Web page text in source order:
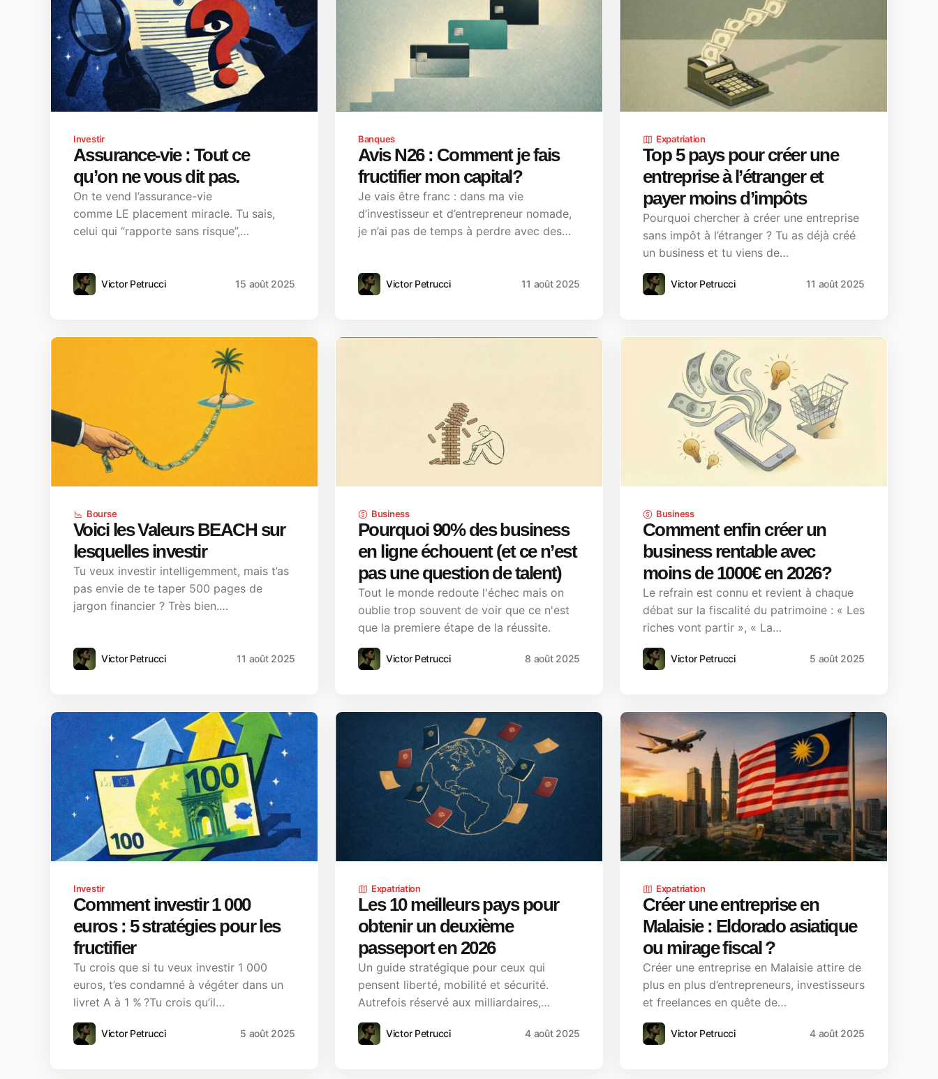
Investir
Assurance-vie : Tout ce
qu’on ne vous dit pas.
On te vend l’assurance-vie
comme LE placement miracle. Tu sais,
celui qui “rapporte sans risque”,…
Victor Petrucci 15 août 2025
Banques
Avis N26 : Comment je fais
fructifier mon capital?
Je vais être franc : dans ma vie
d’investisseur et d’entrepreneur nomade,
je n’ai pas de temps à perdre avec des…
Victor Petrucci 11 août 2025
Expatriation
Top 5 pays pour créer une
entreprise à l’étranger et
payer moins d’impôts
Pourquoi chercher à créer une entreprise
sans impôt à l’étranger ? Tu as déjà créé
un business et tu viens de…
Victor Petrucci 11 août 2025
Bourse
Voici les Valeurs BEACH sur
lesquelles investir
Tu veux investir intelligemment, mais t’as
pas envie de te taper 500 pages de
jargon financier ? Très bien.…
Victor Petrucci 11 août 2025
Business
Pourquoi 90% des business
en ligne échouent (et ce n’est
pas une question de talent)
Tout le monde redoute l'échec mais on
oublie trop souvent de voir que ce n'est
que la premiere étape de la réussite.
Victor Petrucci 8 août 2025
Business
Comment enfin créer un
business rentable avec
moins de 1000€ en 2026?
Le refrain est connu et revient à chaque
débat sur la fiscalité du patrimoine : « Les
riches vont partir », « La…
Victor Petrucci 5 août 2025
Investir
Comment investir 1 000
euros : 5 stratégies pour les
fructifier
Tu crois que si tu veux investir 1 000
euros, t’es condamné à végéter dans un
livret A à 1 % ?Tu crois qu’il…
Victor Petrucci 5 août 2025
Expatriation
Les 10 meilleurs pays pour
obtenir un deuxième
passeport en 2026
Un guide stratégique pour ceux qui
pensent liberté, mobilité et sécurité.
Autrefois réservé aux milliardaires,…
Victor Petrucci 4 août 2025
Expatriation
Créer une entreprise en
Malaisie : Eldorado asiatique
ou mirage fiscal ?
Créer une entreprise en Malaisie attire de
plus en plus d’entrepreneurs, investisseurs
et freelances en quête de…
Victor Petrucci 4 août 2025